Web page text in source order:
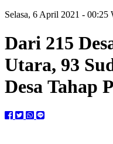
Selasa, 6 April 2021 - 00:25
Dari 215
Utara, 93
Desa Tahap